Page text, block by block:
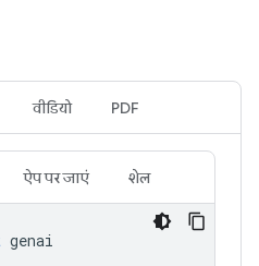
वीडियो PDF
ऐप पर जाएं शेल
genai